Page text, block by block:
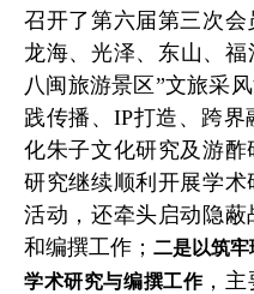
召开了第六届第三次会
龙海、光泽、东山、
八闽旅游景区”文旅采
践传播、IP打造、跨
化朱子文化研究及游
研究继续顺利开展学
活动，还牵头启动隐
和编撰工作； 二是以筑
学术研究与编撰工作，主